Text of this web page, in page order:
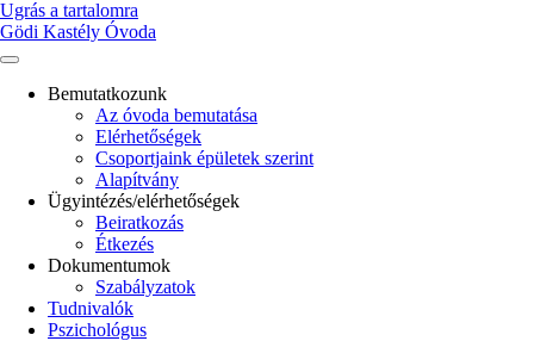
Ugrás a tartalomra
Gödi Kastély Óvoda
Bemutatkozunk
Az óvoda bemutatása
Elérhetőségek
Csoportjaink épületek szerint
Alapítvány
Ügyintézés/elérhetőségek
Beiratkozás
Étkezés
Dokumentumok
Szabályzatok
Tudnivalók
Pszichológus